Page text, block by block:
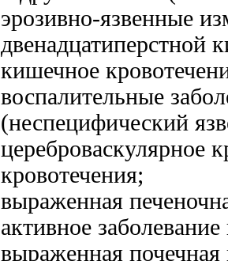
эрозивно-язвенные
двенадцатиперстной
кишечное
воспалительные
(неспецифический
цереброваскулярное
кровотечения;
выраженная
активное
выраженная почечная